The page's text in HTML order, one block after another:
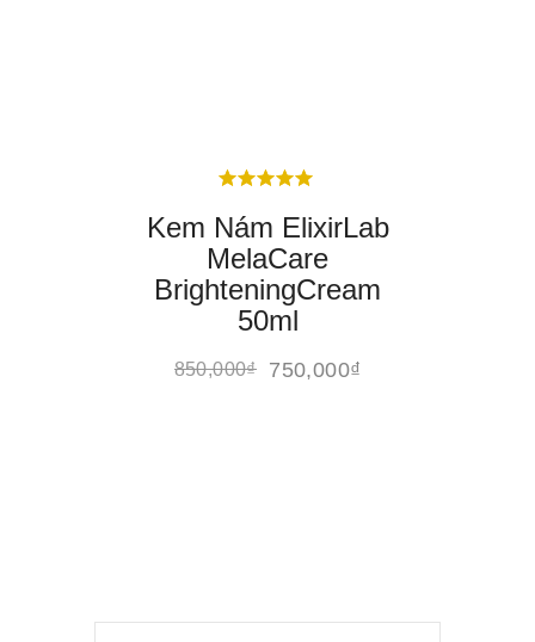
Kem Nám ElixirLab
MelaCare
BrighteningCream
50ml
850,000₫ 750,000₫